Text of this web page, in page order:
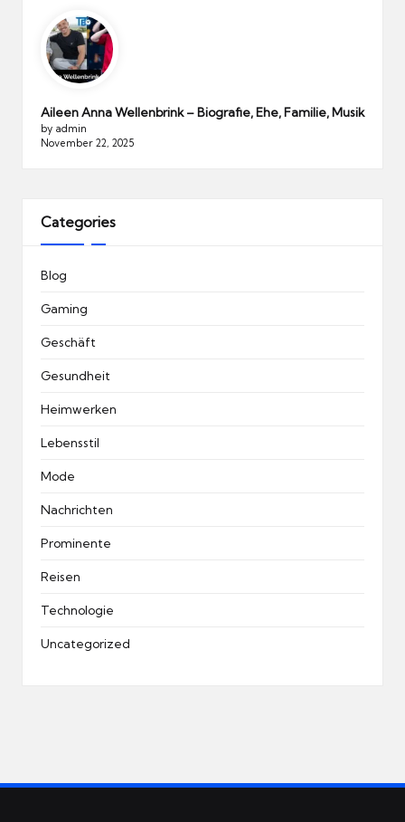
Aileen Anna Wellenbrink – Biografie, Ehe, Familie, Musik
by admin
November 22, 2025
Categories
Blog
Gaming
Geschäft
Gesundheit
Heimwerken
Lebensstil
Mode
Nachrichten
Prominente
Reisen
Technologie
Uncategorized